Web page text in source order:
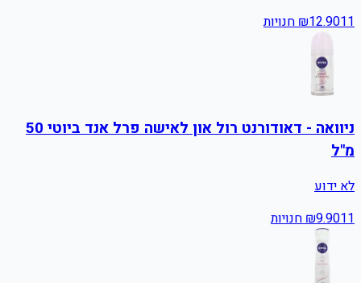
₪12.9011 חנויות
ניוואה - דאודורנט רול און לאישה פרל אנד ביוטי 50
מ"ל
לא ידוע
₪9.9011 חנויות